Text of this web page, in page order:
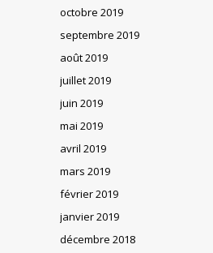
octobre 2019
septembre 2019
août 2019
juillet 2019
juin 2019
mai 2019
avril 2019
mars 2019
février 2019
janvier 2019
décembre 2018